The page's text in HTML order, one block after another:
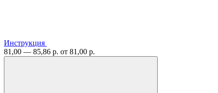
Инструкция
81,00 — 85,86 р. от 81,00 р.